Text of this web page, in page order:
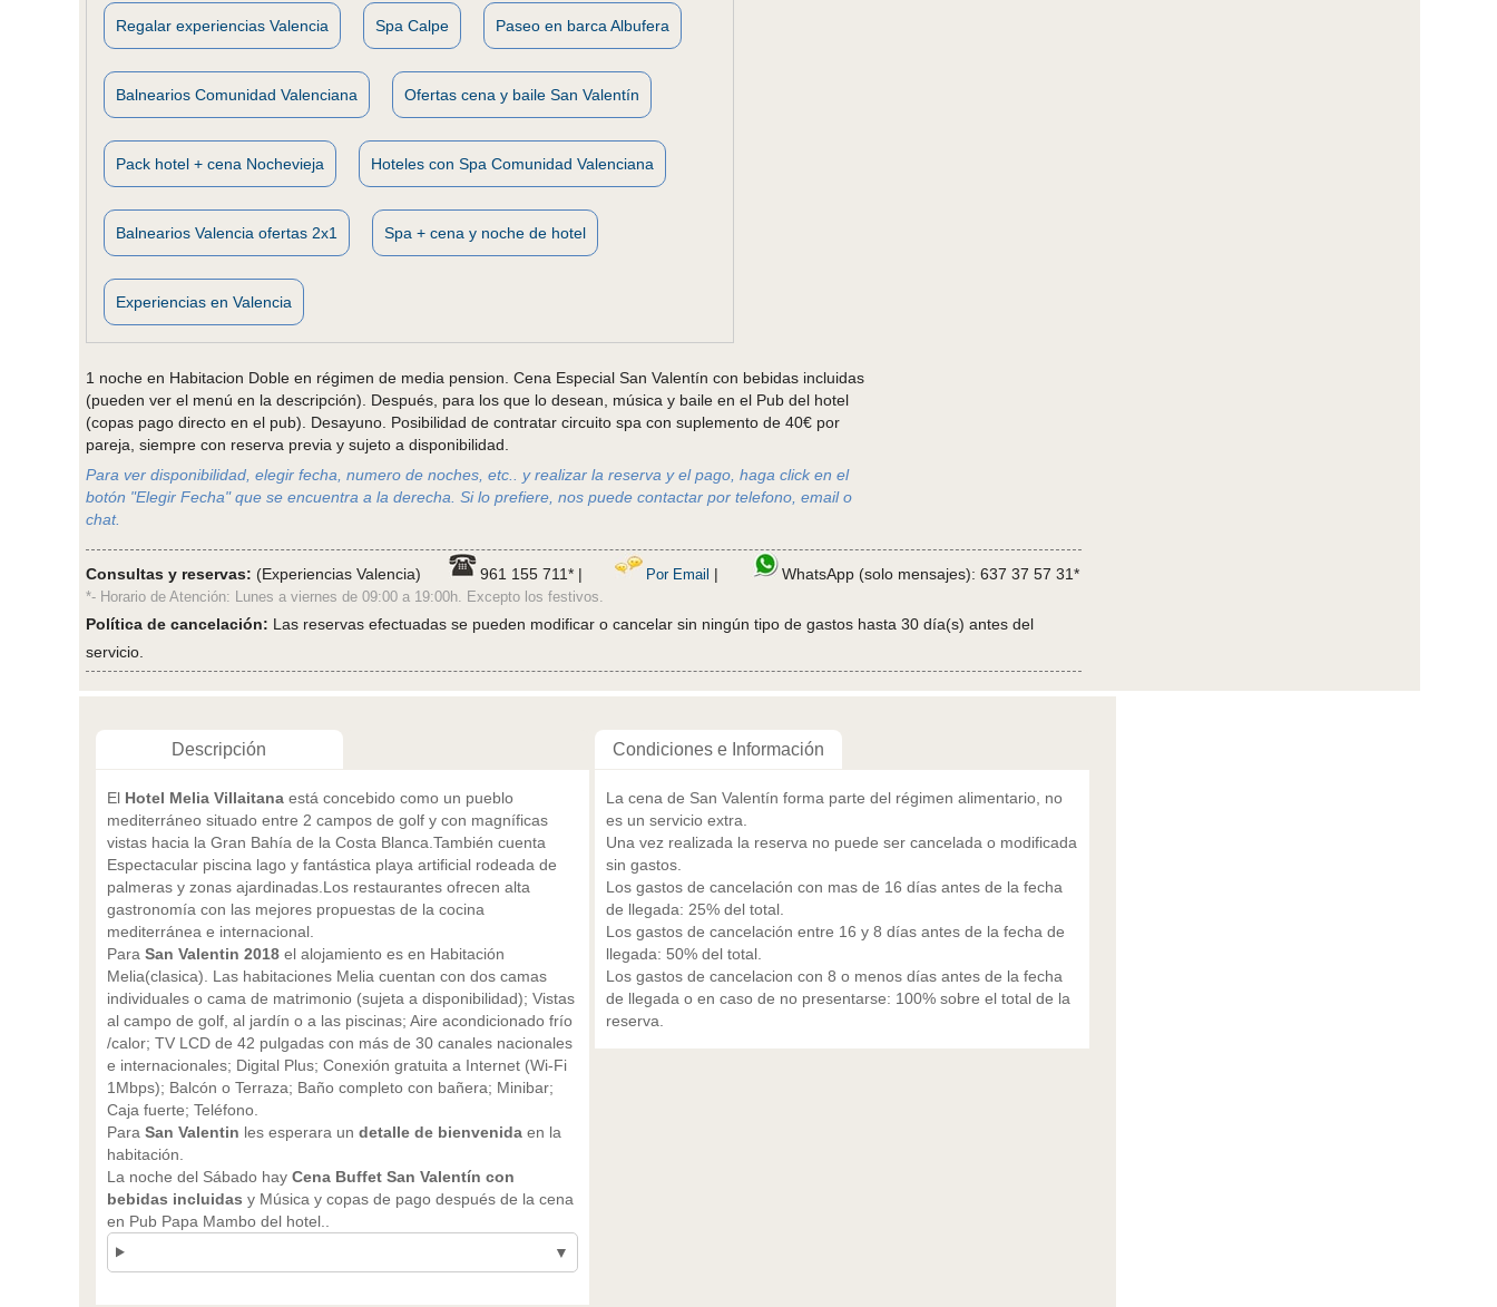
Regalar experiencias Valencia Spa Calpe Paseo en barca Albufera
Balnearios Comunidad Valenciana Ofertas cena y baile San Valentín
Pack hotel + cena Nochevieja Hoteles con Spa Comunidad Valenciana
Balnearios Valencia ofertas 2x1 Spa + cena y noche de hotel
Experiencias en Valencia
1 noche en Habitacion Doble en régimen de media pension. Cena Especial San Valentín con bebidas incluidas
(pueden ver el menú en la descripción). Después, para los que lo desean, música y baile en el Pub del hotel
(copas pago directo en el pub). Desayuno. Posibilidad de contratar circuito spa con suplemento de 40€ por
pareja, siempre con reserva previa y sujeto a disponibilidad.
Para ver disponibilidad, elegir fecha, numero de noches, etc.. y realizar la reserva y el pago, haga click en el
botón "Elegir Fecha" que se encuentra a la derecha. Si lo prefiere, nos puede contactar por telefono, email o
chat.
Consultas y reservas: (Experiencias Valencia) 961 155 711* | Por Email | WhatsApp (solo mensajes): 637 37 57 31*
*- Horario de Atención: Lunes a viernes de 09:00 a 19:00h. Excepto los festivos.
Política de cancelación: Las reservas efectuadas se pueden modificar o cancelar sin ningún tipo de gastos hasta 30 día(s) antes del
servicio.
Descripción Condiciones e Información
El Hotel Melia Villaitana está concebido como un pueblo
mediterráneo situado entre 2 campos de golf y con magníficas
vistas hacia la Gran Bahía de la Costa Blanca.También cuenta
Espectacular piscina lago y fantástica playa artificial rodeada de
palmeras y zonas ajardinadas.Los restaurantes ofrecen alta
gastronomía con las mejores propuestas de la cocina
mediterránea e internacional.
Para San Valentin 2018 el alojamiento es en Habitación
Melia(clasica). Las habitaciones Melia cuentan con dos camas
individuales o cama de matrimonio (sujeta a disponibilidad); Vistas
al campo de golf, al jardín o a las piscinas; Aire acondicionado frío
/calor; TV LCD de 42 pulgadas con más de 30 canales nacionales
e internacionales; Digital Plus; Conexión gratuita a Internet (Wi-Fi
1Mbps); Balcón o Terraza; Baño completo con bañera; Minibar;
Caja fuerte; Teléfono.
Para San Valentin les esperara un detalle de bienvenida en la
habitación.
La noche del Sábado hay Cena Buffet San Valentín con
bebidas incluidas y Música y copas de pago después de la cena
en Pub Papa Mambo del hotel..
La cena de San Valentín forma parte del régimen alimentario, no
es un servicio extra.
Una vez realizada la reserva no puede ser cancelada o modificada
sin gastos.
Los gastos de cancelación con mas de 16 días antes de la fecha
de llegada: 25% del total.
Los gastos de cancelación entre 16 y 8 días antes de la fecha de
llegada: 50% del total.
Los gastos de cancelacion con 8 o menos días antes de la fecha
de llegada o en caso de no presentarse: 100% sobre el total de la
reserva.